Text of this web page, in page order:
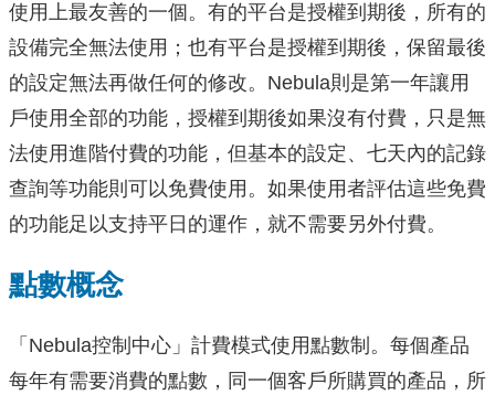
使用上最友善的一個。有的平台是授權到期後，所有的
設備完全無法使用；也有平台是授權到期後，保留最後
的設定無法再做任何的修改。Nebula則是第一年讓用
戶使用全部的功能，授權到期後如果沒有付費，只是無
法使用進階付費的功能，但基本的設定、七天內的記錄
查詢等功能則可以免費使用。如果使用者評估這些免費
的功能足以支持平日的運作，就不需要另外付費。
點數概念
「Nebula控制中心」計費模式使用點數制。每個產品
每年有需要消費的點數，同一個客戶所購買的產品，所